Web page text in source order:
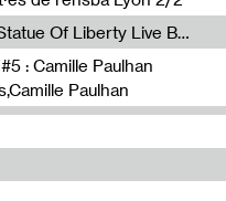
Radia Show #1088 : Statue Of Liberty Live By Ed Baxter (Resonance)
: Camille Paulhan
Paulhan